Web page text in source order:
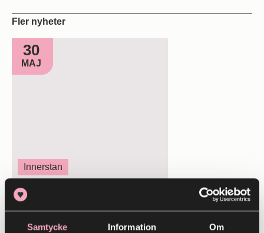
Samtycke Information Om
Fler nyheter
30
MAJ
Innerstan
Sommarhäftet 2026